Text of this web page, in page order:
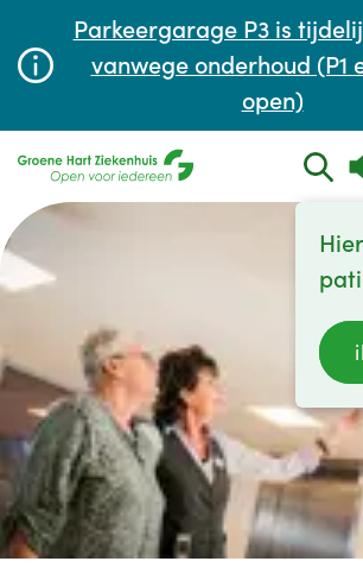
Parkeergarage P3 is
vanwege onderhoud (P1
open)
Wachttijden